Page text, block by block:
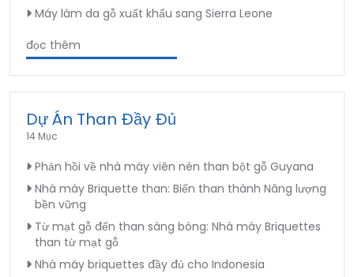
Máy làm da gỗ xuất khẩu sang Sierra Leone
đọc thêm
Dự Án Than Đầy Đủ
14 Mục
Phản hồi về nhà máy viên nén than bột gỗ Guyana
Nhà máy Briquette than: Biến than thành Năng lượng
bền vững
Từ mạt gỗ đến than sáng bóng: Nhà máy Briquettes
than từ mạt gỗ
Nhà máy briquettes đầy đủ cho Indonesia